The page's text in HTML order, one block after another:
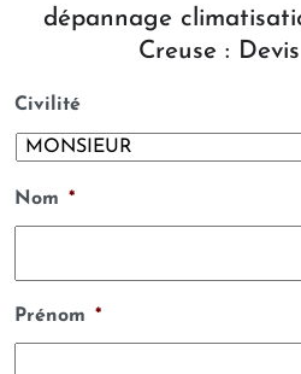
dépannage
Creuse :
Civilité
Nom *
Prénom *